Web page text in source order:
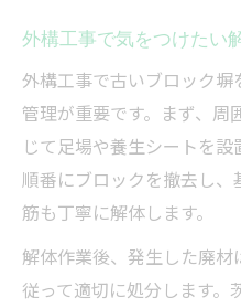
外構工事で気をつけたい
外構工事で古いブロック
管理が重要です。まず、周
じて足場や養生シートを
順番にブロックを撤去し
筋も丁寧に解体します。
解体作業後、発生した廃
従って適切に処分します